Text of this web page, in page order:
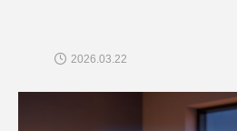
2026.03.22